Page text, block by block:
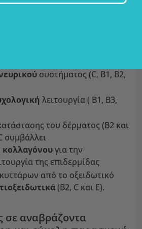
συστήματος (C, B1, B2,
λειτουργία ( B1, B3,
του δέρματος (B2 και
συμβάλλει
κολλαγόνουγια την
της επιδερμίδας
από το οξειδωτικό
(B2, C και E).
σε αναβράζοντα